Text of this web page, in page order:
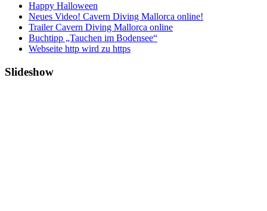
Happy Halloween
Neues Video! Cavern Diving Mallorca online!
Trailer Cavern Diving Mallorca online
Buchtipp „Tauchen im Bodensee“
Webseite http wird zu https
Slideshow